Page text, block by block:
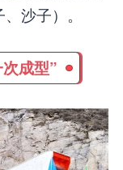
沙子）。
成型”